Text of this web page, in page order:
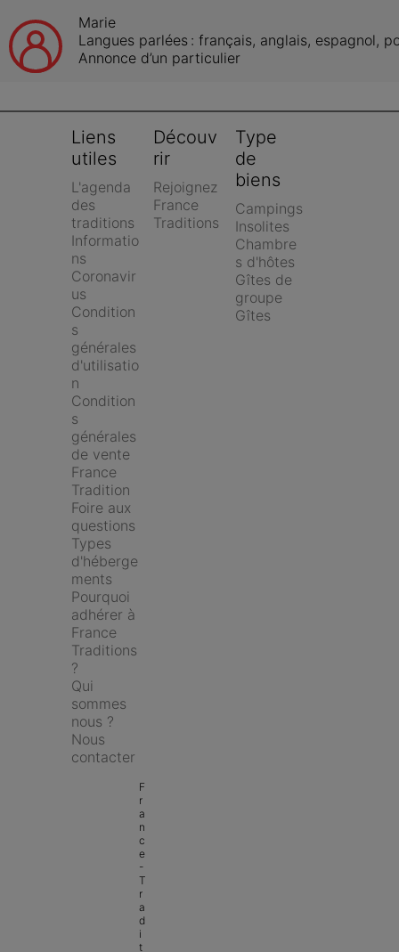
Marie
Langues parlées : français, anglais, espagnol,
Annonce d’un particulier
Liens
utiles
L'agenda
des
traditions
Informatio
ns
Coronavir
us
Condition
s
générales
d'utilisatio
n
Condition
s
générales
de vente
France
Tradition
Foire aux
questions
Types
d'héberge
ments
Pourquoi
adhérer à
France
Traditions
?
Qui
sommes
nous ?
Nous
contacter
Découv
rir
Rejoignez
France
Traditions
Type
de
biens
Campings
Insolites
Chambre
s d'hôtes
Gîtes de
groupe
Gîtes
F
r
a
n
c
e
-
T
r
a
d
i
t